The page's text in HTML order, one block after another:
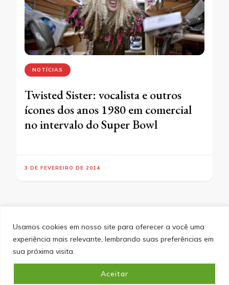
Usamos cookies em nosso site para oferecer a você uma
experiência mais relevante, lembrando suas preferências em
sua próxima visita.
Aceitar
NOTÍCIAS
Twisted Sister: vocalista e outros
ícones dos anos 1980 em comercial
no intervalo do Super Bowl
3 DE FEVEREIRO DE 2014
&cópia; Direitos Autorais 2026Portal do Inferno
SITEMAP POLÍTICA DE PRIVACIDADE
EQUIPE